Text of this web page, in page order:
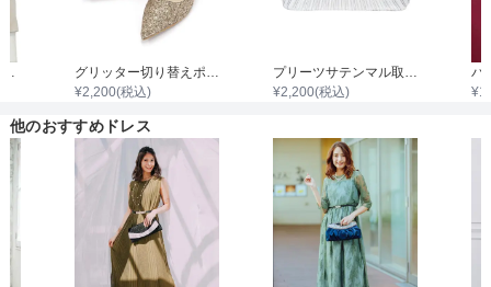
¥2,200(税込)
¥2,200(税込) ¥
他のおすすめドレス